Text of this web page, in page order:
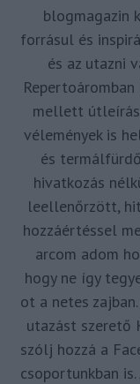
blogmagazin
forrásul és
és az utazni
mellett
vélemények is
és
hivatkozás
leellenőrzött,
hozzáértéssel
arcom adom
hogy ne így
ot a netes
utazást szerető
szólj hozzá a
csoportunkban